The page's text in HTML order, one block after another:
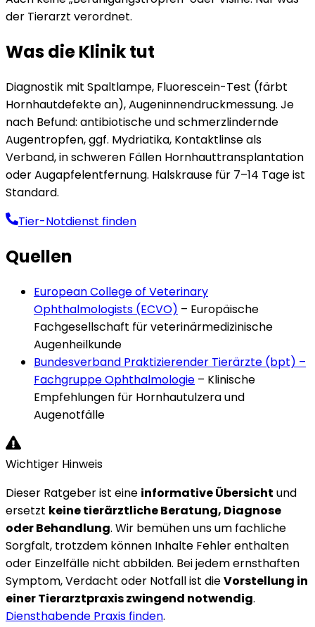
der Tierarzt verordnet.
Was die Klinik tut
Diagnostik mit Spaltlampe, Fluorescein-Test (färbt
Hornhautdefekte an), Augeninnendruckmessung. Je
nach Befund: antibiotische und schmerzlindernde
Augentropfen, ggf. Mydriatika, Kontaktlinse als
Verband, in schweren Fällen Hornhauttransplantation
oder Augapfelentfernung. Halskrause für 7–14 Tage ist
Standard.
Tier-Notdienst finden
Quellen
European College of Veterinary
Ophthalmologists (ECVO) – Europäische
Fachgesellschaft für veterinärmedizinische
Augenheilkunde
Bundesverband Praktizierender Tierärzte (bpt) –
Fachgruppe Ophthalmologie – Klinische
Empfehlungen für Hornhautulzera und
Augenotfälle
Wichtiger Hinweis
Dieser Ratgeber ist eine informative Übersicht und
ersetzt keine tierärztliche Beratung, Diagnose
oder Behandlung. Wir bemühen uns um fachliche
Sorgfalt, trotzdem können Inhalte Fehler enthalten
oder Einzelfälle nicht abbilden. Bei jedem ernsthaften
Symptom, Verdacht oder Notfall ist dieVorstellung in
einer Tierarztpraxis zwingend notwendig.
Diensthabende Praxis finden.